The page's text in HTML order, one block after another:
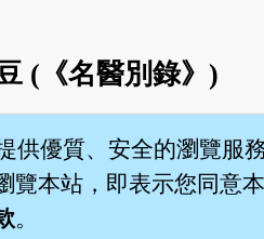
(《名醫別錄》)
供優質、安全的瀏覽服
覽本站，即表示您同意
。